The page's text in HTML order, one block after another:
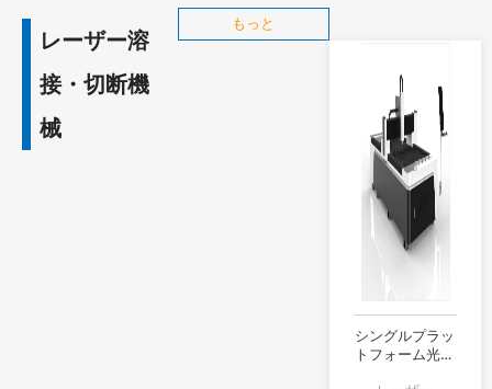
レーザー溶
接・切断機
械
もっと
シングルプラッ
トフォーム光フ